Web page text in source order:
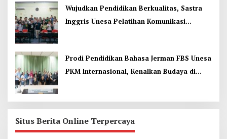
Wujudkan Pendidikan Berkualitas, Sastra
Inggris Unesa Pelatihan Komunikasi
Prodi Pendidikan Bahasa Jerman FBS Unesa
PKM Internasional, Kenalkan Budaya di
Situs Berita Online Terpercaya